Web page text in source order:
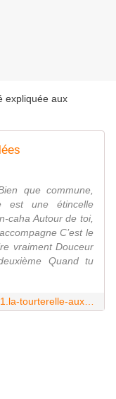
expliquée aux
que commune,
est une étincelle
caha Autour de toi,
C’est le
vraiment Douceur
Quand tu